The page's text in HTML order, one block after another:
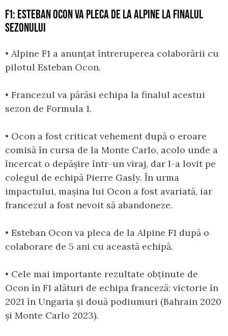
F1: ESTEBAN OCON VA PLECA DE LA ALPINE LA FINALUL
SEZONULUI
• Alpine F1 a anunțat întreruperea colaborării cu
pilotul Esteban Ocon.
• Francezul va părăsi echipa la finalul acestui
sezon de Formula 1.
• Ocon a fost criticat vehement după o eroare
comisă în cursa de la Monte Carlo, acolo unde a
încercat o depășire într-un viraj, dar l-a lovit pe
colegul de echipă Pierre Gasly. În urma
impactului, mașina lui Ocon a fost avariată, iar
francezul a fost nevoit să abandoneze.
• Esteban Ocon va pleca de la Alpine F1 după o
colaborare de 5 ani cu această echipă.
• Cele mai importante rezultate obținute de
Ocon în F1 alături de echipa franceză: victorie în
2021 în Ungaria și două podiumuri (Bahrain 2020
și Monte Carlo 2023).